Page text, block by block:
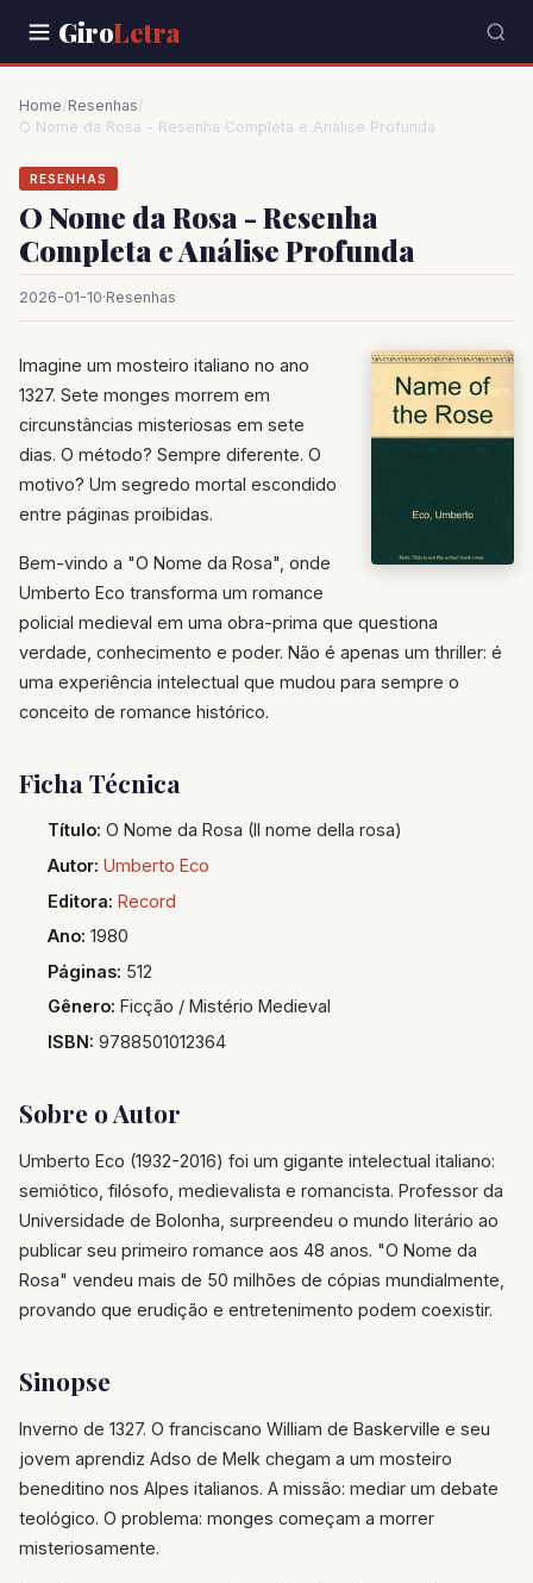
GiroLetra
Home/Resenhas/
O Nome da Rosa - Resenha Completa e Análise Profunda
RESENHAS
O Nome da Rosa - Resenha
Completa e Análise Profunda
2026-01-10·Resenhas
Imagine um mosteiro italiano no ano
1327. Sete monges morrem em
circunstâncias misteriosas em sete
dias. O método? Sempre diferente. O
motivo? Um segredo mortal escondido
entre páginas proibidas.
Bem-vindo a "O Nome da Rosa", onde
Umberto Eco transforma um romance
policial medieval em uma obra-prima que questiona
verdade, conhecimento e poder. Não é apenas um thriller: é
uma experiência intelectual que mudou para sempre o
conceito de romance histórico.
Ficha Técnica
Título: O Nome da Rosa (Il nome della rosa)
Autor: Umberto Eco
Editora: Record
Ano: 1980
Páginas: 512
Gênero: Ficção / Mistério Medieval
ISBN: 9788501012364
Sobre o Autor
Umberto Eco (1932-2016) foi um gigante intelectual italiano:
semiótico, filósofo, medievalista e romancista. Professor da
Universidade de Bolonha, surpreendeu o mundo literário ao
publicar seu primeiro romance aos 48 anos. "O Nome da
Rosa" vendeu mais de 50 milhões de cópias mundialmente,
provando que erudição e entretenimento podem coexistir.
Sinopse
Inverno de 1327. O franciscano William de Baskerville e seu
jovem aprendiz Adso de Melk chegam a um mosteiro
beneditino nos Alpes italianos. A missão: mediar um debate
teológico. O problema: monges começam a morrer
misteriosamente.